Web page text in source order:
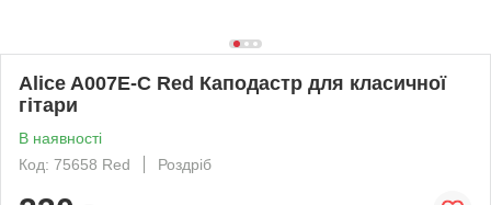
Alice A007E-C Red Каподастр для класичної
гітари
В наявності
Код: 75658 Red
Роздріб